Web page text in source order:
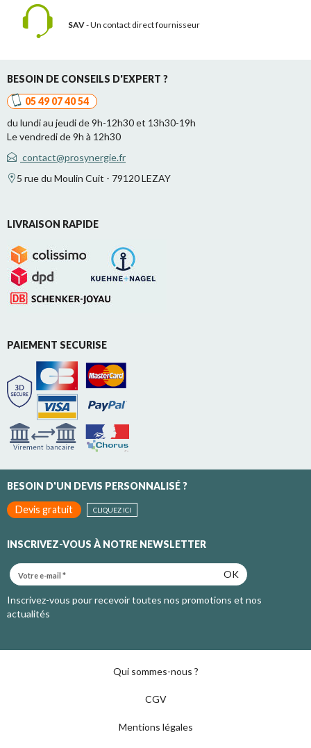
SAV- Un contact direct fournisseur
BESOIN DE CONSEILS D'EXPERT ?
05 49 07 40 54
du lundi au jeudi de 9h-12h30 et 13h30-19h
Le vendredi de 9h à 12h30
contact@prosynergie.fr
5 rue du Moulin Cuit - 79120 LEZAY
LIVRAISON RAPIDE
PAIEMENT SECURISE
BESOIN D'UN DEVIS PERSONNALISÉ ?
Devis gratuit
CLIQUEZ ICI
INSCRIVEZ-VOUS À NOTRE NEWSLETTER
OK
Inscrivez-vous pour recevoir toutes nos promotions et nos
actualités
Qui sommes-nous ?
CGV
Mentions légales